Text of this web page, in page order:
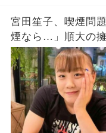
宮田笙子、喫煙問
煙なら…」順大の